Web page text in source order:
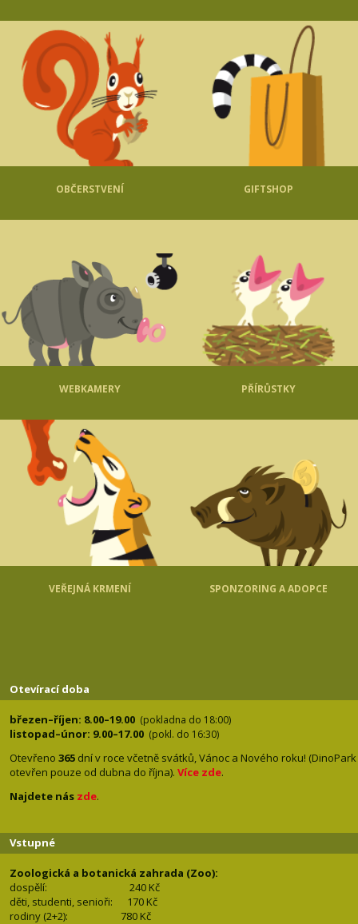
OBČERSTVENÍ GIFTSHOP
WEBKAMERY PŘÍRŮSTKY
VEŘEJNÁ KRMENÍ SPONZORING A ADOPCE
Otevírací doba
březen–říjen: 8.00–19.00 (pokladna do 18:00)
listopad–únor: 9.00–17.00 (pokl. do 16:30)
Otevřeno 365 dní v roce včetně svátků, Vánoc a Nového roku! (DinoPark
otevřen pouze od dubna do října). Více zde.
Najdete nás zde.
Vstupné
Zoologická a botanická zahrada (Zoo):
dospělí:
240 Kč
děti, studenti, senioři: 170 Kč
rodiny (2+2): 780 Kč